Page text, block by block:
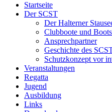
Startseite
Der SCST
Der Halterner
Clubboote und
Ansprechpartner
Geschichte des
Schutzkonzept vor
Veranstaltungen
Regatta
Jugend
Ausbildung
Links